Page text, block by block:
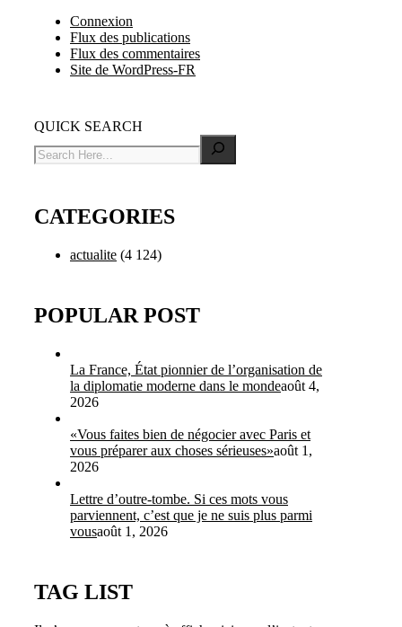
Connexion
Flux des publications
Flux des commentaires
Site de WordPress-FR
QUICK SEARCH
CATEGORIES
actualite (4 124)
POPULAR POST
La France, État pionnier de l’organisation de
la diplomatie moderne dans le mondeaoût 4,
2026
«Vous faites bien de négocier avec Paris et
vous préparer aux choses sérieuses»août 1,
2026
Lettre d’outre-tombe. Si ces mots vous
parviennent, c’est que je ne suis plus parmi
vousaoût 1, 2026
TAG LIST